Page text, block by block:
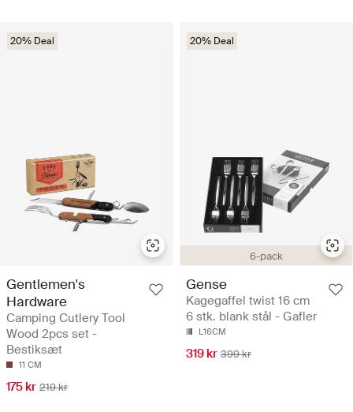
20% Deal
Gentlemen's
Hardware
Camping Cutlery Tool
Wood 2pcs set -
Bestiksæt
11 CM
175 kr 219 kr
6-pack
20% Deal
Gense
Kagegaffel twist 16 cm
6 stk. blank stål - Gafler
L16CM
319 kr 399 kr